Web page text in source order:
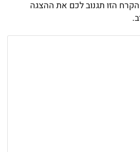
הקרח הזו תגנוב לכם את ההצגה